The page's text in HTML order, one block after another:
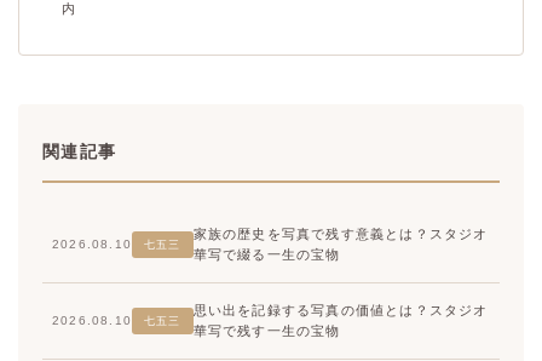
内
関連記事
2026.08.10 七五三
家族の歴史を写真で残す意義とは？スタジオ
華写で綴る一生の宝物
2026.08.10 七五三
思い出を記録する写真の価値とは？スタジオ
華写で残す一生の宝物